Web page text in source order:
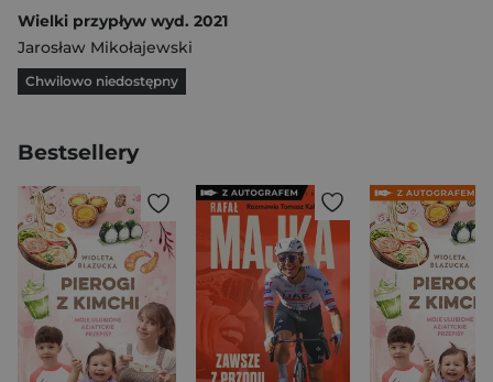
Wielki przypływ wyd. 2021
Jarosław Mikołajewski
Chwilowo niedostępny
Bestsellery